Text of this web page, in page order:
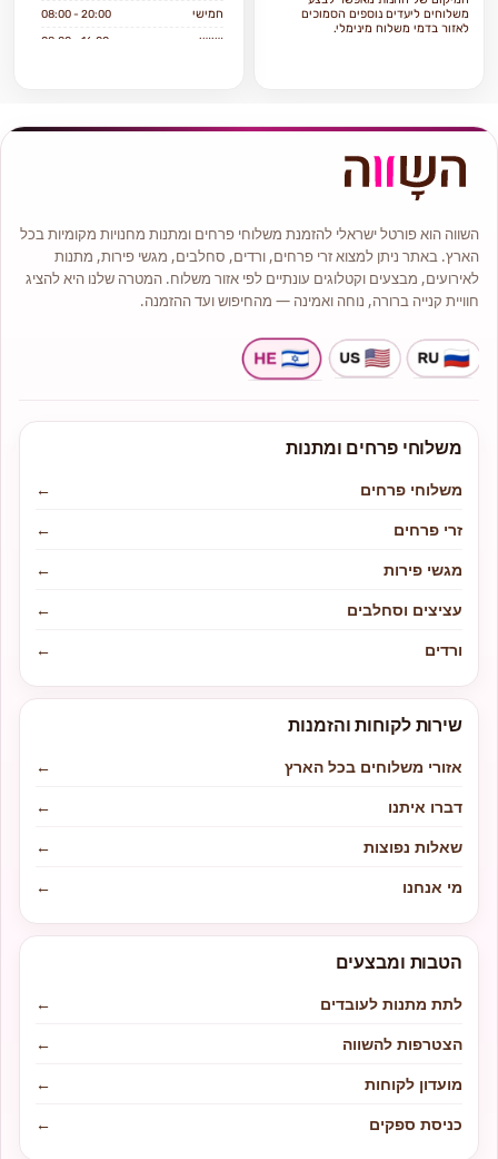
משלוחים ליעדים נוספים הסמוכים
לאזור בדמי משלוח מינימלי.
מלאי ומחירים סבירים.
ידי שליח מנוסה תוך הקפדה על טריות
ושלמות הפרחים.
אתם מוזמנים לבקר אותנו בחנות
09:00 עד 19:00 ובימי שיש מ 08:00
בחנות מגוון רחב של סוגי פרחים
טריים ואיכותיים כגון: ורדים, סחלבים,
טוליפים, ליליות, חרציות.
ולכן אם ברצונכם להתאים פרחים
לאירוע אם זה בר מצווה, יום הולדת או
החלטתם להתחתן פנו אלינו ונשמח
חמישי 08:00 - 20:00
שישי 08:00 - 16:00
השווה הוא פורטל ישראלי להזמנת משלוחי פרחים ומתנות מחנויות מקומיות בכל
הארץ. באתר ניתן למצוא זרי פרחים, ורדים, סחלבים, מגשי פירות, מתנות
לאירועים, מבצעים וקטלוגים עונתיים לפי אזור משלוח. המטרה שלנו היא להציג
חוויית קנייה ברורה, נוחה ואמינה — מהחיפוש ועד ההזמנה.
משלוחי פרחים ומתנות
משלוחי פרחים
←
זרי פרחים
←
מגשי פירות
←
עציצים וסחלבים
←
ורדים
←
שירות לקוחות והזמנות
אזורי משלוחים בכל הארץ
←
דברו איתנו
←
שאלות נפוצות
←
מי אנחנו
←
הטבות ומבצעים
לתת מתנות לעובדים
←
הצטרפות להשווה
←
מועדון לקוחות
←
כניסת ספקים
←